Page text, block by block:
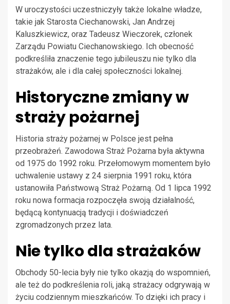
W uroczystości uczestniczyły także lokalne władze,
takie jak Starosta Ciechanowski, Jan Andrzej
Kaluszkiewicz, oraz Tadeusz Wieczorek, członek
Zarządu Powiatu Ciechanowskiego. Ich obecność
podkreśliła znaczenie tego jubileuszu nie tylko dla
strażaków, ale i dla całej społeczności lokalnej.
Historyczne zmiany w
straży pożarnej
Historia straży pożarnej w Polsce jest pełna
przeobrażeń. Zawodowa Straż Pożarna była aktywna
od 1975 do 1992 roku. Przełomowym momentem było
uchwalenie ustawy z 24 sierpnia 1991 roku, która
ustanowiła Państwową Straż Pożarną. Od 1 lipca 1992
roku nowa formacja rozpoczęła swoją działalność,
będącą kontynuacją tradycji i doświadczeń
zgromadzonych przez lata.
Nie tylko dla strażaków
Obchody 50-lecia były nie tylko okazją do wspomnień,
ale też do podkreślenia roli, jaką strażacy odgrywają w
życiu codziennym mieszkańców. To dzięki ich pracy i